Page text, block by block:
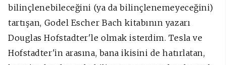
bilinçlenebileceğini (ya da bilinçlenemeyeceğini)
tartışan, Godel Escher Bach kitabının yazarı
Douglas Hofstadter'le olmak isterdim. Tesla ve
Hofstadter'in arasına, bana ikisini de hatırlatan,